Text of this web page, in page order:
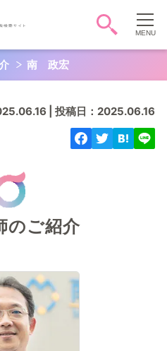
肩腕手
心
南 政宏
| 投稿日：2025.06.16
のご紹介